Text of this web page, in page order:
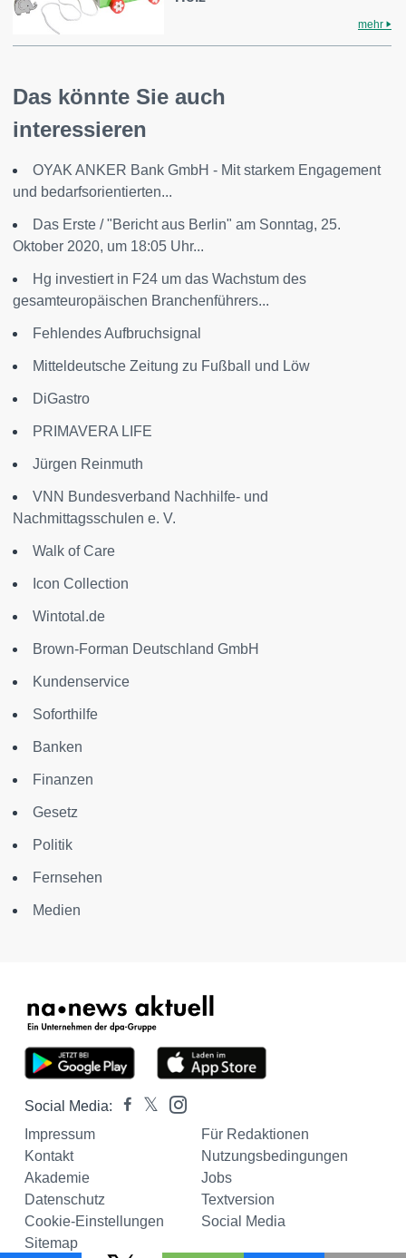
mehr
Das könnte Sie auch
interessieren
OYAK ANKER Bank GmbH - Mit starkem Engagement
und bedarfsorientierten...
Das Erste / "Bericht aus Berlin" am Sonntag, 25.
Oktober 2020, um 18:05 Uhr...
Hg investiert in F24 um das Wachstum des
gesamteuropäischen Branchenführers...
Fehlendes Aufbruchsignal
Mitteldeutsche Zeitung zu Fußball und Löw
DiGastro
PRIMAVERA LIFE
Jürgen Reinmuth
VNN Bundesverband Nachhilfe- und
Nachmittagsschulen e. V.
Walk of Care
Icon Collection
Wintotal.de
Brown-Forman Deutschland GmbH
Kundenservice
Soforthilfe
Banken
Finanzen
Gesetz
Politik
Fernsehen
Medien
Social Media:
Impressum
Für Redaktionen
Kontakt
Nutzungsbedingungen
Akademie
Jobs
Datenschutz
Textversion
Cookie-Einstellungen
Social Media
Sitemap